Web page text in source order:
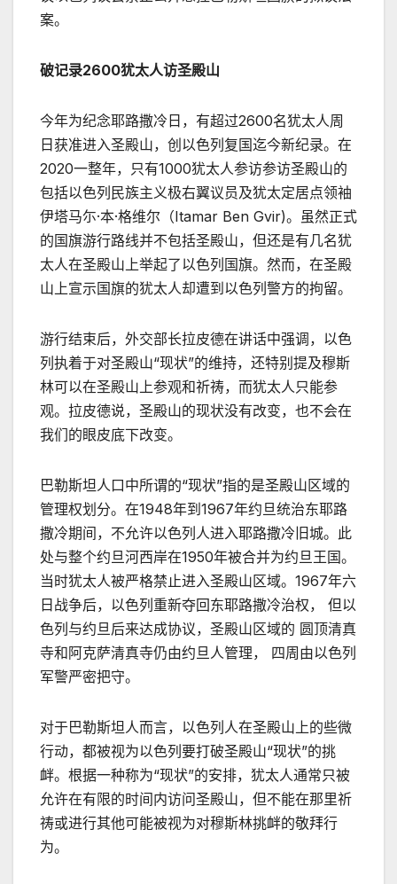
案。
破记录2600犹太人访圣殿山
今年为纪念耶路撒冷日，有超过2600名犹太人周
日获准进入圣殿山，创以色列复国迄今新纪录。在
2020一整年，只有1000犹太人参访参访圣殿山的
包括以色列民族主义极右翼议员及犹太定居点领袖
伊塔马尓·本·格维尔（Itamar Ben Gvir)。虽然正式
的国旗游行路线并不包括圣殿山，但还是有几名犹
太人在圣殿山上举起了以色列国旗。然而，在圣殿
山上宣示国旗的犹太人却遭到以色列警方的拘留。
游行结束后，外交部长拉皮德在讲话中强调，以色
列执着于对圣殿山“现状”的维持，还特别提及穆斯
林可以在圣殿山上参观和祈祷，而犹太人只能参
观。拉皮德说，圣殿山的现状没有改变，也不会在
我们的眼皮底下改变。
巴勒斯坦人口中所谓的“现状”指的是圣殿山区域的
管理权划分。在1948年到1967年约旦统治东耶路
撒冷期间，不允许以色列人进入耶路撒冷旧城。此
处与整个约旦河西岸在1950年被合并为约旦王国。
当时犹太人被严格禁止进入圣殿山区域。1967年六
日战争后，以色列重新夺回东耶路撒冷治权， 但以
色列与约旦后来达成协议，圣殿山区域的 圆顶清真
寺和阿克萨清真寺仍由约旦人管理， 四周由以色列
军警严密把守。
对于巴勒斯坦人而言，以色列人在圣殿山上的些微
行动，都被视为以色列要打破圣殿山“现状”的挑
衅。根据一种称为“现状”的安排，犹太人通常只被
允许在有限的时间内访问圣殿山，但不能在那里祈
祷或进行其他可能被视为对穆斯林挑衅的敬拜行
为。